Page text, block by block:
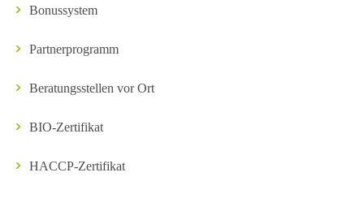
Bonussystem
Partnerprogramm
Beratungsstellen vor Ort
BIO-Zertifikat
HACCP-Zertifikat